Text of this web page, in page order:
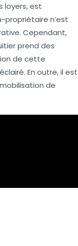
loyers, est
propriétaire n’est
Cependant,
prend des
de cette
En outre, il est
de